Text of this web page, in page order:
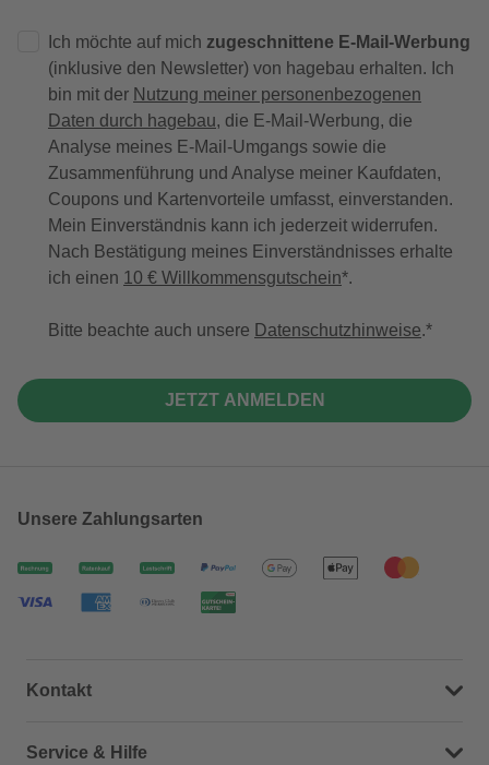
Ich möchte auf mich zugeschnittene E-Mail-Werbung
(inklusive den Newsletter) von hagebau erhalten. Ich
bin mit der Nutzung meiner personenbezogenen
Daten durch hagebau, die E-Mail-Werbung, die
Analyse meines E-Mail-Umgangs sowie die
Zusammenführung und Analyse meiner Kaufdaten,
Coupons und Kartenvorteile umfasst, einverstanden.
Mein Einverständnis kann ich jederzeit widerrufen.
Nach Bestätigung meines Einverständnisses erhalte
ich einen 10 € Willkommensgutschein*.
Bitte beachte auch unsere Datenschutzhinweise.
JETZT ANMELDEN
Unsere Zahlungsarten
Kontakt
Dein Kontakt zu uns
Service & Hilfe